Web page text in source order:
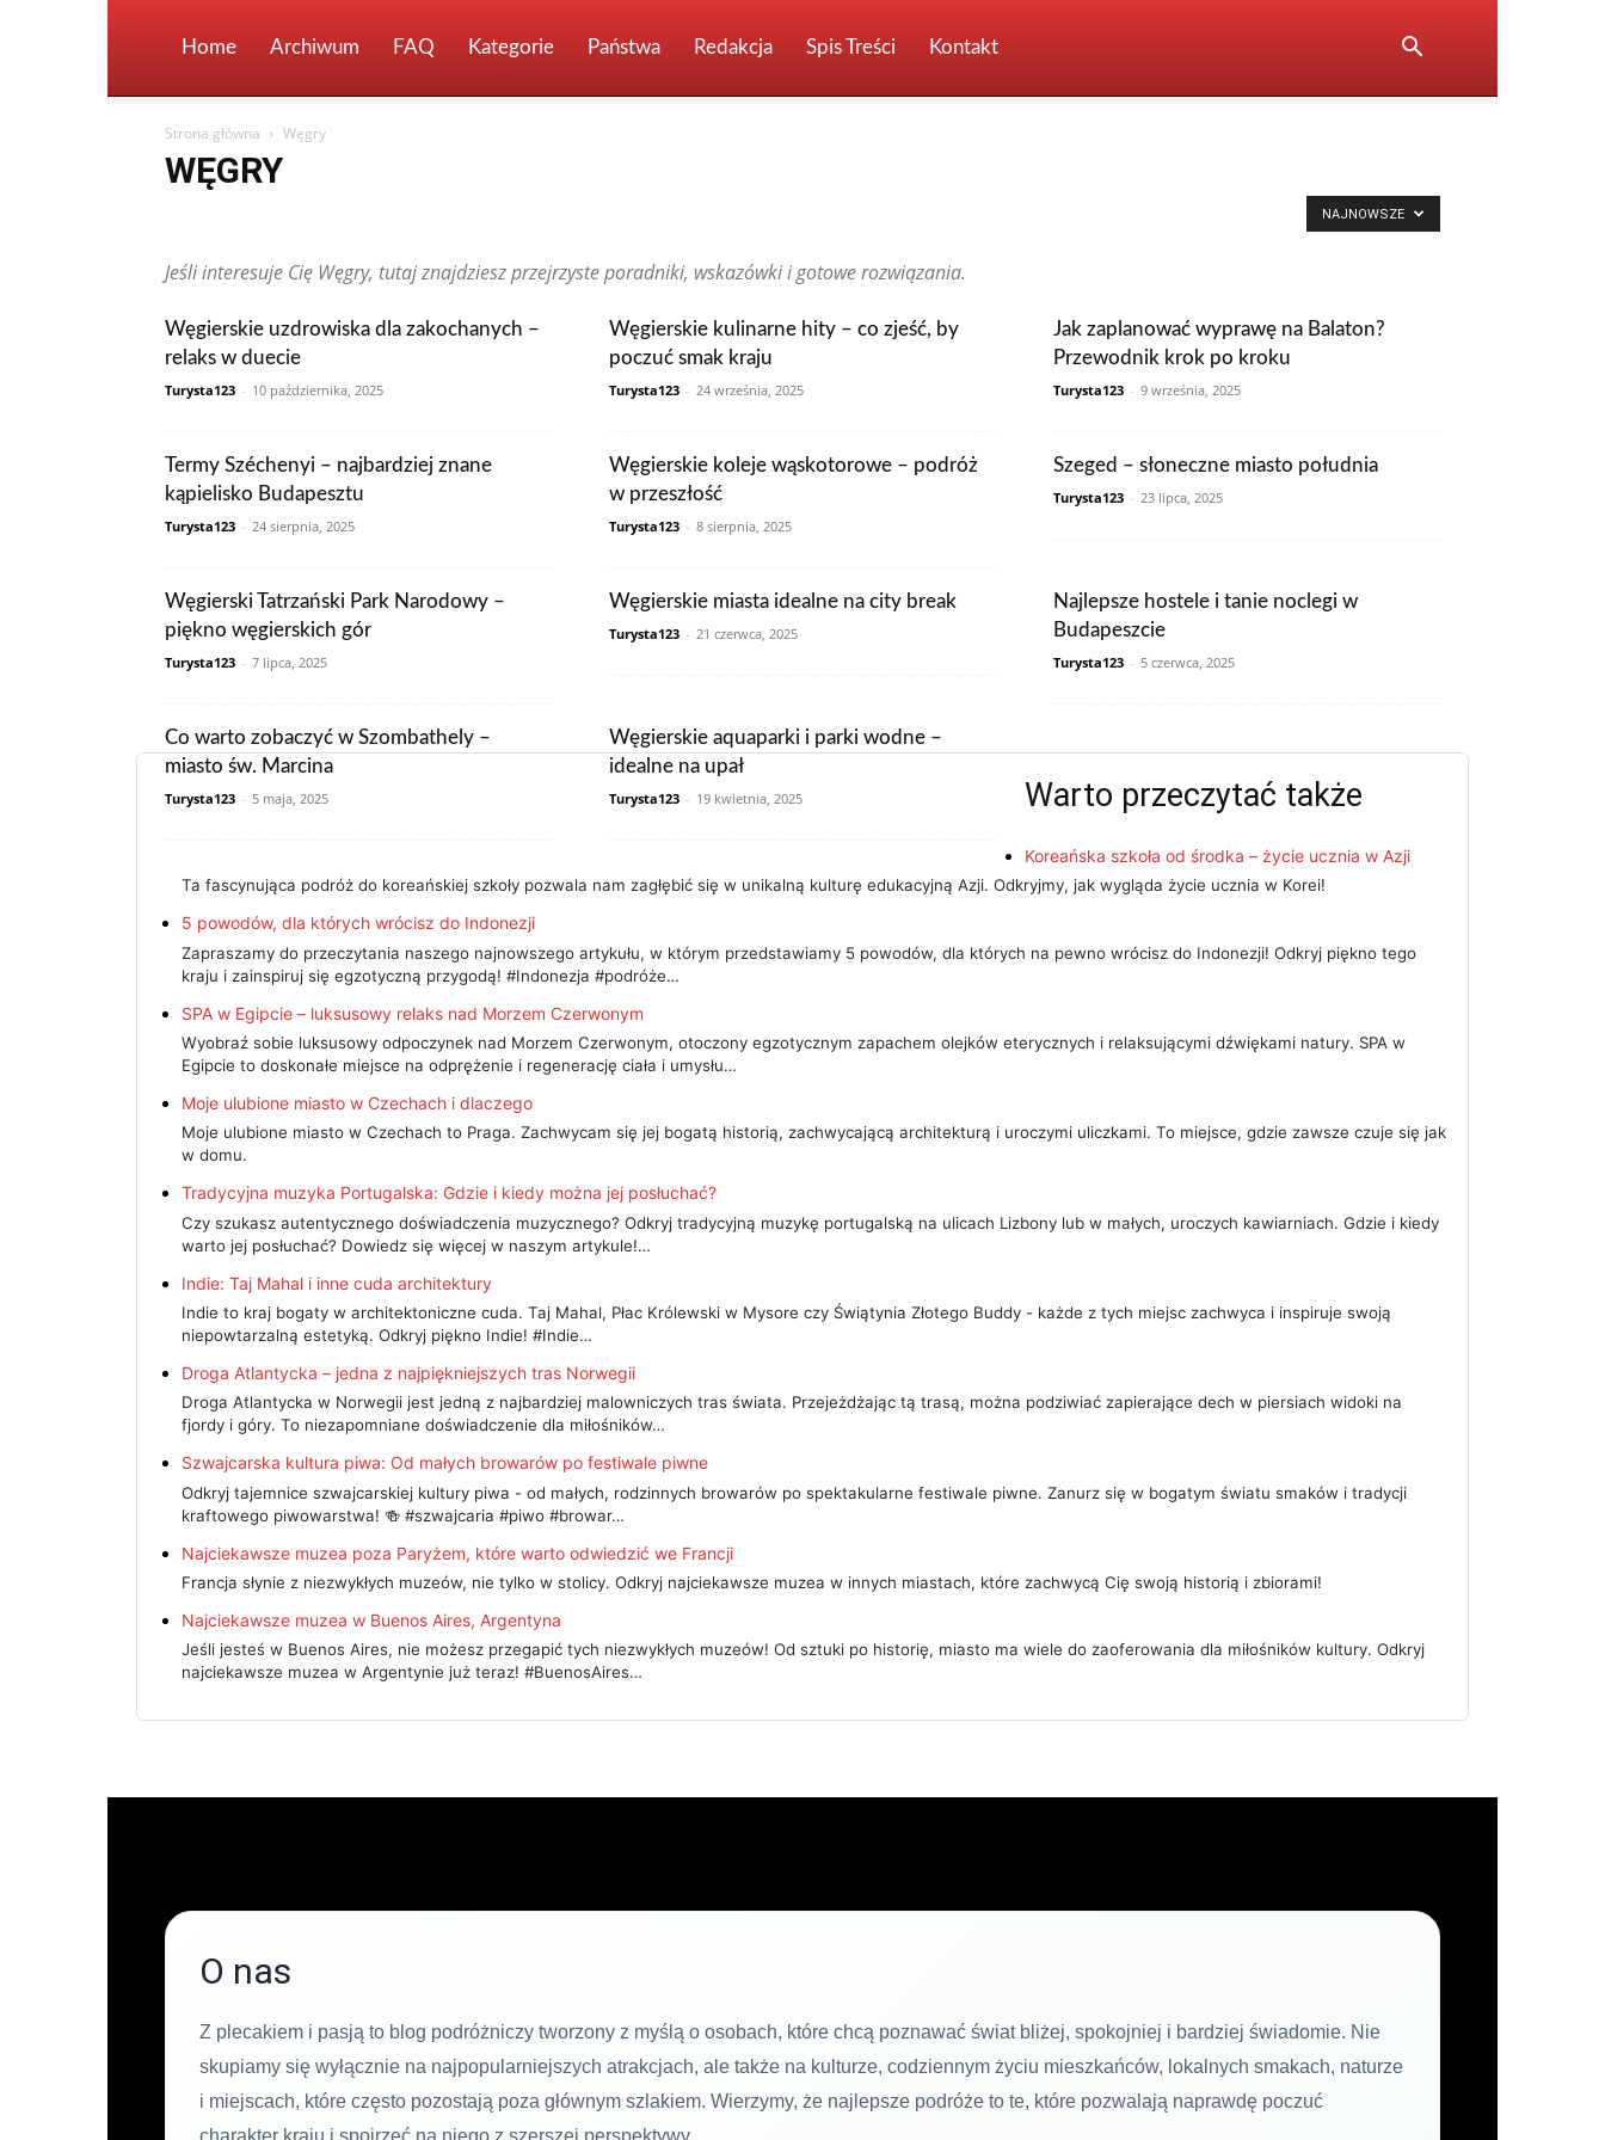
Home Archiwum FAQ Kategorie Państwa Redakcja Spis Treści Kontakt
Strona główna Węgry
WĘGRY
Kanada
Kolumbia Korea Południowa Makau Malezja Maroko Meksyk Niemcy Norwegia
Nowa Zelandia
Tunezja
Turcja Ukraina Węgry Wielka Brytania Wietnam Włochy
Wpisy czytelników
Zjednoczone Emiraty Arabskie
Jeśli interesuje Cię Węgry, tutaj znajdziesz przejrzyste poradniki, wskazówki i gotowe rozwiązania.
NAJNOWSZE
Węgierskie uzdrowiska dla zakochanych –
relaks w duecie
Turysta123 - 10 października, 2025
Węgierskie kulinarne hity – co zjeść, by
poczuć smak kraju
Turysta123 - 24 września, 2025
Jak zaplanować wyprawę na Balaton?
Przewodnik krok po kroku
Turysta123 - 9 września, 2025
Termy Széchenyi – najbardziej znane
kąpielisko Budapesztu
Turysta123 - 24 sierpnia, 2025
Węgierskie koleje wąskotorowe – podróż
w przeszłość
Turysta123 - 8 sierpnia, 2025
Szeged – słoneczne miasto południa
Turysta123 - 23 lipca, 2025
Węgierski Tatrzański Park Narodowy –
piękno węgierskich gór
Turysta123 - 7 lipca, 2025
Węgierskie miasta idealne na city break
Turysta123 - 21 czerwca, 2025
Najlepsze hostele i tanie noclegi w
Budapeszcie
Turysta123 - 5 czerwca, 2025
Co warto zobaczyć w Szombathely –
miasto św. Marcina
Turysta123 - 5 maja, 2025
Węgierskie aquaparki i parki wodne –
idealne na upał
Turysta123 - 19 kwietnia, 2025 Warto przeczytać także
Koreańska szkoła od środka – życie ucznia w Azji
Ta fascynująca podróż do koreańskiej szkoły pozwala nam zagłębić się w unikalną kulturę edukacyjną Azji. Odkryjmy, jak wygląda życie ucznia w Korei!
5 powodów, dla których wrócisz do Indonezji
Zapraszamy do przeczytania naszego najnowszego artykułu, w którym przedstawiamy 5 powodów, dla których na pewno wrócisz do Indonezji! Odkryj piękno tego
kraju i zainspiruj się egzotyczną przygodą! #Indonezja #podróże…
SPA w Egipcie – luksusowy relaks nad Morzem Czerwonym
Wyobraź sobie luksusowy odpoczynek nad Morzem Czerwonym, otoczony egzotycznym zapachem olejków eterycznych i relaksującymi dźwiękami natury. SPA w
Egipcie to doskonałe miejsce na odprężenie i regenerację ciała i umysłu…
Moje ulubione miasto w Czechach i dlaczego
Moje ulubione miasto w Czechach to Praga. Zachwycam się jej bogatą historią, zachwycającą architekturą i uroczymi uliczkami. To miejsce, gdzie zawsze czuje się jak
w domu.
Tradycyjna muzyka Portugalska: Gdzie i kiedy można jej posłuchać?
Czy szukasz autentycznego doświadczenia muzycznego? Odkryj tradycyjną muzykę portugalską na ulicach Lizbony lub w małych, uroczych kawiarniach. Gdzie i kiedy
warto jej posłuchać? Dowiedz się więcej w naszym artykule!…
Indie: Taj Mahal i inne cuda architektury
Indie to kraj bogaty w architektoniczne cuda. Taj Mahal, Płac Królewski w Mysore czy Świątynia Złotego Buddy - każde z tych miejsc zachwyca i inspiruje swoją
niepowtarzalną estetyką. Odkryj piękno Indie! #Indie…
Droga Atlantycka – jedna z najpiękniejszych tras Norwegii
Droga Atlantycka w Norwegii jest jedną z najbardziej malowniczych tras świata. Przejeżdżając tą trasą, można podziwiać zapierające dech w piersiach widoki na
fjordy i góry. To niezapomniane doświadczenie dla miłośników…
Szwajcarska kultura piwa: Od małych browarów po festiwale piwne
Odkryj tajemnice szwajcarskiej kultury piwa - od małych, rodzinnych browarów po spektakularne festiwale piwne. Zanurz się w bogatym światu smaków i tradycji
kraftowego piwowarstwa! 🍻 #szwajcaria #piwo #browar…
Najciekawsze muzea poza Paryżem, które warto odwiedzić we Francji
Francja słynie z niezwykłych muzeów, nie tylko w stolicy. Odkryj najciekawsze muzea w innych miastach, które zachwycą Cię swoją historią i zbiorami!
Najciekawsze muzea w Buenos Aires, Argentyna
Jeśli jesteś w Buenos Aires, nie możesz przegapić tych niezwykłych muzeów! Od sztuki po historię, miasto ma wiele do zaoferowania dla miłośników kultury. Odkryj
najciekawsze muzea w Argentynie już teraz! #BuenosAires…
O nas
Z plecakiem i pasją to blog podróżniczy tworzony z myślą o osobach, które chcą poznawać świat bliżej, spokojniej i bardziej świadomie. Nie
skupiamy się wyłącznie na najpopularniejszych atrakcjach, ale także na kulturze, codziennym życiu mieszkańców, lokalnych smakach, naturze
i miejscach, które często pozostają poza głównym szlakiem. Wierzymy, że najlepsze podróże to te, które pozwalają naprawdę poczuć